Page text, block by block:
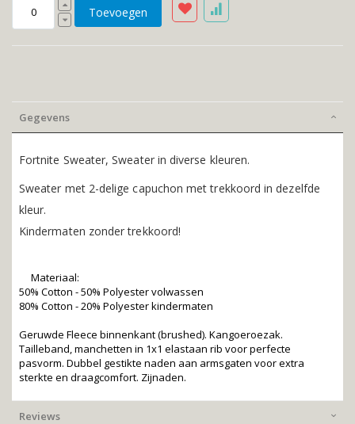
Toevoegen
Gegevens
Fortnite Sweater, Sweater in diverse kleuren.
Sweater met 2-delige capuchon met trekkoord in dezelfde
kleur.
Kindermaten zonder trekkoord!
Materiaal:
50% Cotton - 50% Polyester volwassen
80% Cotton - 20% Polyester kindermaten
Geruwde Fleece binnenkant (brushed). Kangoeroezak.
Tailleband, manchetten in 1x1 elastaan rib voor perfecte
pasvorm. Dubbel gestikte naden aan armsgaten voor extra
sterkte en draagcomfort. Zijnaden.
Reviews